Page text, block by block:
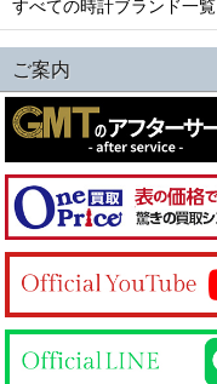
すべての時計ブランド一覧
ご案内